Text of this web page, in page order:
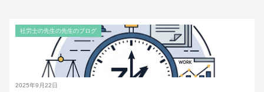
2025年9月22日
社労士の先生の先生のブログ